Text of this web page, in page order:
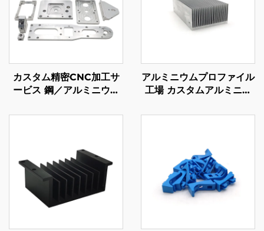
カスタム精密CNC加工サ
ービス 鋼／アルミニウム
アルミニウムプロファイル
工場 カスタムアルミニウ
シンク